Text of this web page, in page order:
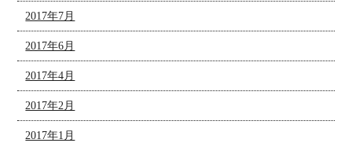
2017年7月
2017年6月
2017年4月
2017年2月
2017年1月